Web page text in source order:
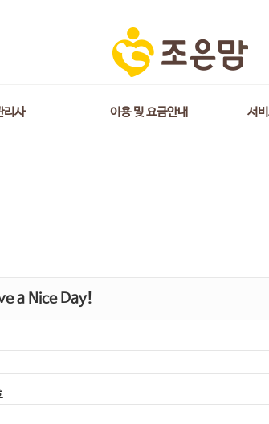
리사 이용 및 요금안내 서
a Nice Day!